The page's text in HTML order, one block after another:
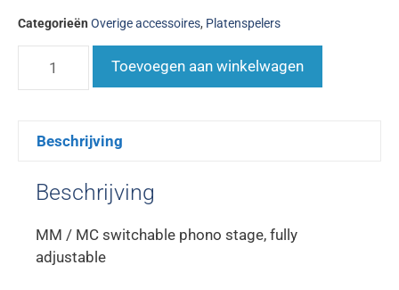
Categorieën Overige accessoires, Platenspelers
Toevoegen aan winkelwagen
Beschrijving
Beschrijving
MM / MC switchable phono stage, fully
adjustable